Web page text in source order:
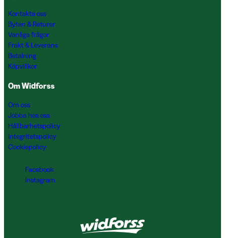
Kontakta oss
Byten & Returer
Vanliga frågor
Frakt & Leverans
Betalning
Köpvillkor
Om Widforss
Om oss
Jobba hos oss
Hållbarhetspolicy
Integritetspolicy
Cookiepolicy
Facebook
Instagram